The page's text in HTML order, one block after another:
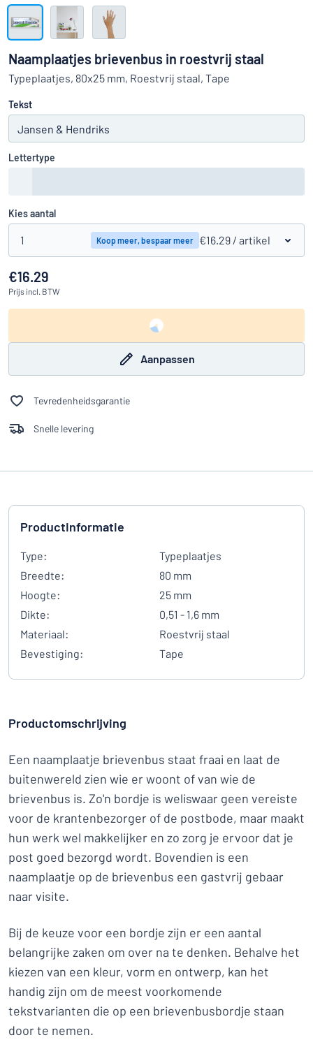
Kun je niet vinden wat je zoekt? Ontwerp uw bord hier
Toon alle categorieën
Inloggen
Klantenservice
Consument / Bedrijf
Naamplaatjes brievenbus in roestvrij staal
Typeplaatjes, 80x25 mm, Roestvrij staal, Tape
Tekst
Lettertype
Kies aantal
1 Koop meer, bespaar meer €16.29 / artikel
€16.29
Prijs incl. BTW
Aanpassen
Tevredenheidsgarantie
Snelle levering
Productinformatie
Type:
Typeplaatjes
Breedte:
80 mm
Hoogte:
25 mm
Dikte:
0,51 - 1,6 mm
Materiaal:
Roestvrij staal
Bevestiging:
Tape
Productomschrijving
Een naamplaatje brievenbus staat fraai en laat de
buitenwereld zien wie er woont of van wie de
brievenbus is. Zo'n bordje is weliswaar geen vereiste
voor de krantenbezorger of de postbode, maar maakt
hun werk wel makkelijker en zo zorg je ervoor dat je
post goed bezorgd wordt. Bovendien is een
naamplaatje op de brievenbus een gastvrij gebaar
naar visite.
Bij de keuze voor een bordje zijn er een aantal
belangrijke zaken om over na te denken. Behalve het
kiezen van een kleur, vorm en ontwerp, kan het
handig zijn om de meest voorkomende
tekstvarianten die op een brievenbusbordje staan
door te nemen.